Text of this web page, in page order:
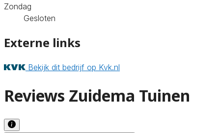
Zondag
Gesloten
Externe links
Bekijk dit bedrijf op Kvk.nl
Reviews Zuidema Tuinen